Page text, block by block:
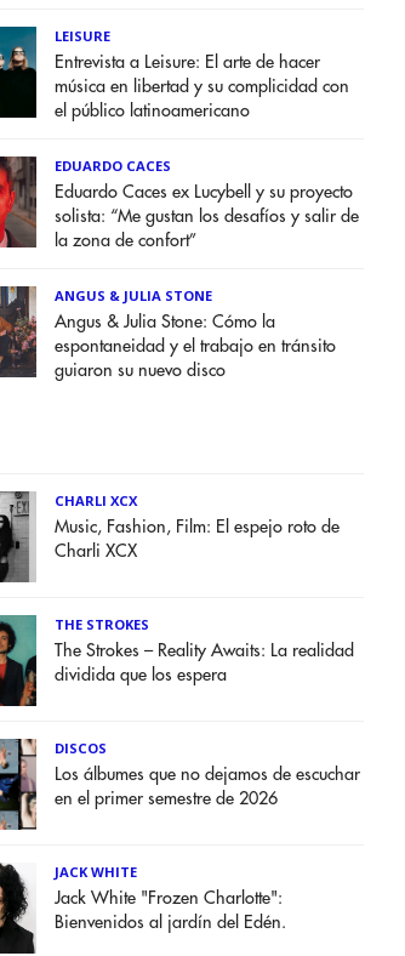
LEISURE
Entrevista a Leisure: El arte de hacer
música en libertad y su complicidad con
el público latinoamericano
EDUARDO CACES
Eduardo Caces ex Lucybell y su proyecto
solista: “Me gustan los desafíos y salir de
la zona de confort”
ANGUS & JULIA STONE
Angus & Julia Stone: Cómo la
espontaneidad y el trabajo en tránsito
guiaron su nuevo disco
CHARLI XCX
Music, Fashion, Film: El espejo roto de
Charli XCX
THE STROKES
The Strokes – Reality Awaits: La realidad
dividida que los espera
DISCOS
Los álbumes que no dejamos de escuchar
en el primer semestre de 2026
JACK WHITE
Jack White "Frozen Charlotte":
Bienvenidos al jardín del Edén.